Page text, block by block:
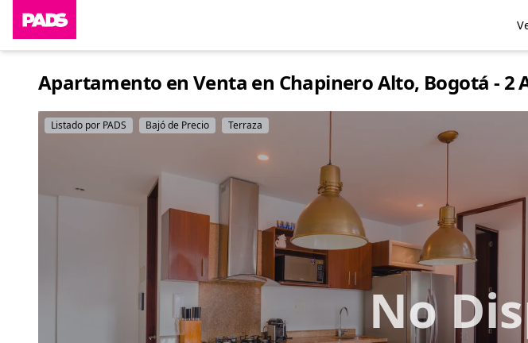
Apartamento en Venta en Chapinero Alto, Bogotá - 2
No
Listado por PADS Bajó de Precio Terraza